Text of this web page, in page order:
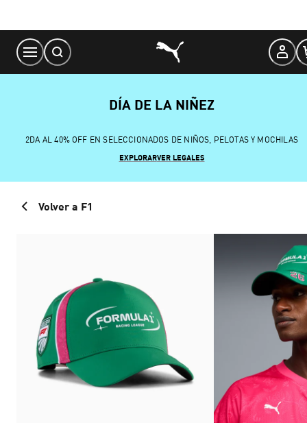
Content
DÍA DE LA NIÑEZ
2DA AL 40% OFF EN SELECCIONADOS DE NIÑOS, PELOTAS Y MOCHILAS
EXPLORARVER LEGALES
Volver a F1